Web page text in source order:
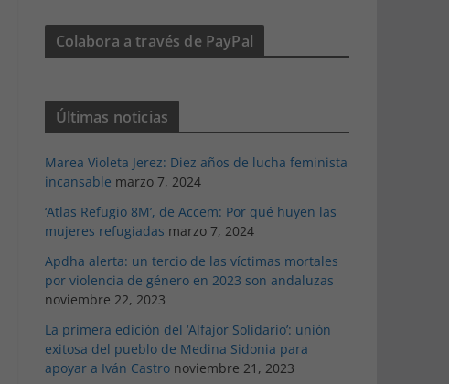
Colabora a través de PayPal
Últimas noticias
Marea Violeta Jerez: Diez años de lucha feminista
incansable marzo 7, 2024
‘Atlas Refugio 8M’, de Accem: Por qué huyen las
mujeres refugiadas marzo 7, 2024
Apdha alerta: un tercio de las víctimas mortales
por violencia de género en 2023 son andaluzas
noviembre 22, 2023
La primera edición del ‘Alfajor Solidario’: unión
exitosa del pueblo de Medina Sidonia para
apoyar a Iván Castro noviembre 21, 2023